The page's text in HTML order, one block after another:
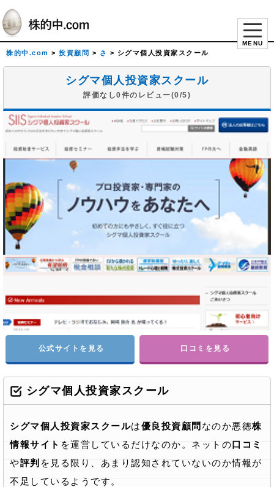
MENU
株的中.com > 投資顧問 > さ > シグマ個人投資家スクール
シグマ個人投資家スクール
評価なし0件のレビュー(0/5)
公式サイトを見る 口コミを見る
シグマ個人投資家スクール
シグマ個人投資家スクールは優良投資顧問 なのか悪徳株
情報サイト を運営しているだけなのか。ネットの口コミ
や評判 を見る限り、あまり認知されていないのか情報が
不足しているようです。